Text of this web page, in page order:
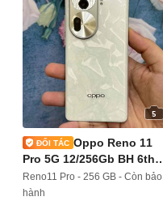
5
Oppo Reno 11
Pro 5G 12/256Gb BH 6th
có trả góp
Reno11 Pro - 256 GB - Còn bảo
hành